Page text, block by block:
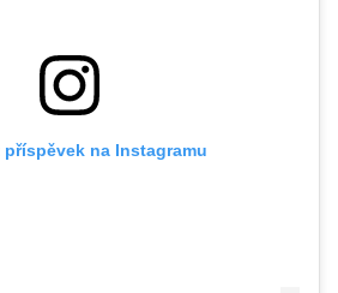
příspěvek na Instagramu